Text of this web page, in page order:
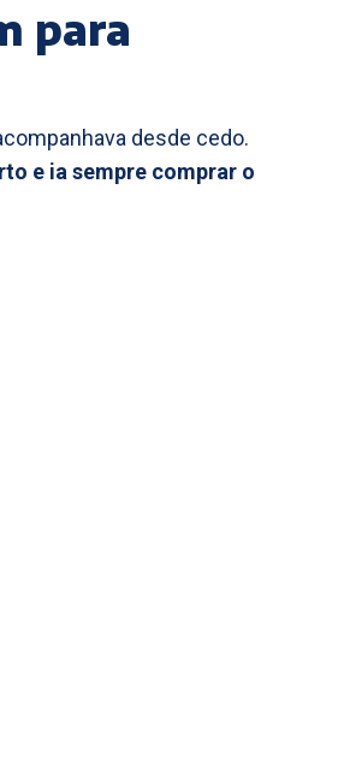
para
desde cedo.
e ia sempre comprar o